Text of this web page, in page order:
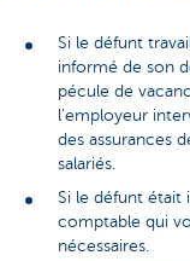
Si le défunt
informé de son
pécule de
l'employeur
des assurances
salariés.
Si le défunt était
comptable qui
nécessaires.